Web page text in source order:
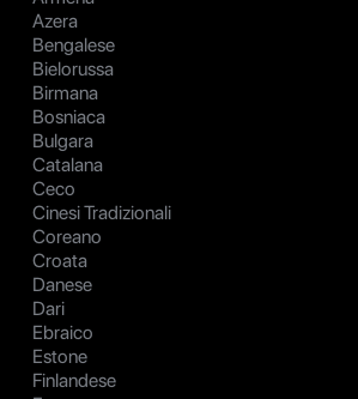
Azera
Bengalese
Bielorussa
Birmana
Bosniaca
Bulgara
Catalana
Ceco
Cinesi Tradizionali
Coreano
Croata
Danese
Dari
Ebraico
Estone
Finlandese